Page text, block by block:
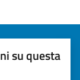
su questa